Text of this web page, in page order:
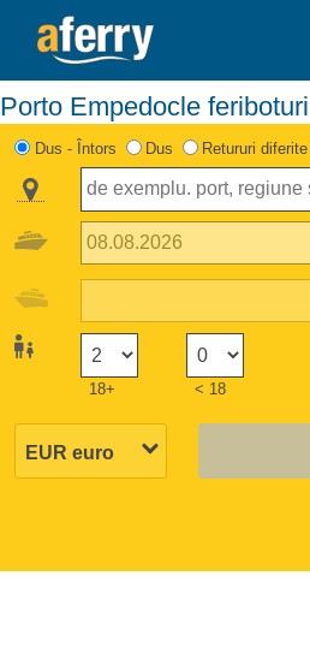
Porto Empedocle feriboturi
Dus - Întors Dus Retururi
18+ < 18